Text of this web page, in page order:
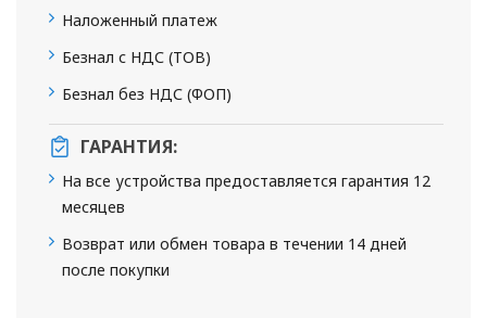
Наложенный платеж
Безнал с НДС (ТОВ)
Безнал без НДС (ФОП)
ГАРАНТИЯ:
На все устройства предоставляется гарантия 12
месяцев
Возврат или обмен товара в течении 14 дней
после покупки